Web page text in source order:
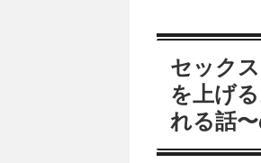
セック
を上げ
れる話